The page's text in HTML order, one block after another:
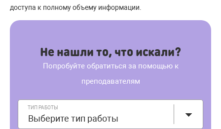
доступа к полному объему информации.
Не нашли то, что искали?
Попробуйте обратиться за помощью к
преподавателям
ТИП РАБОТЫ
Выберите тип работы